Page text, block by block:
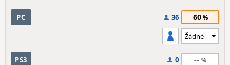
PC 36 60
PS3 0 --